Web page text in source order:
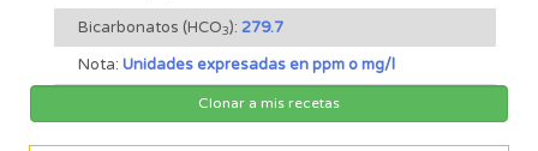
Bicarbonatos (HCO3): 279.7
Nota: Unidades expresadas en ppm o mg/l
Clonar a mis recetas